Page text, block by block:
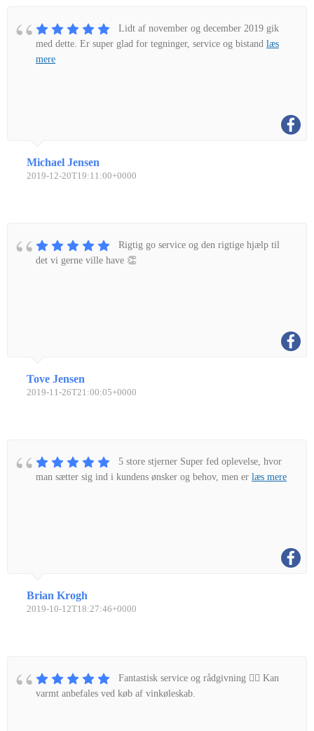
Lidt af november og december 2019 gik
med dette. Er super glad for tegninger, service og bistand læs
mere
Michael Jensen
2019-12-20T19:11:00+0000
Rigtig go service og den rigtige hjælp til
det vi gerne ville have 👏
Tove Jensen
2019-11-26T21:00:05+0000
5 store stjerner Super fed oplevelse, hvor
man sætter sig ind i kundens ønsker og behov, men er læs mere
Brian Krogh
2019-10-12T18:27:46+0000
Fantastisk service og rådgivning 👌🏼 Kan
varmt anbefales ved køb af vinkøleskab.